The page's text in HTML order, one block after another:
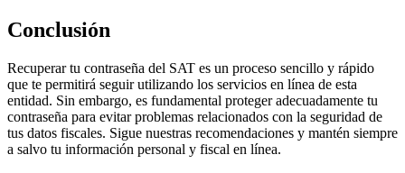
Conclusión
Recuperar tu contraseña del SAT es un proceso sencillo y rápido
que te permitirá seguir utilizando los servicios en línea de esta
entidad. Sin embargo, es fundamental proteger adecuadamente tu
contraseña para evitar problemas relacionados con la seguridad de
tus datos fiscales. Sigue nuestras recomendaciones y mantén siempre
a salvo tu información personal y fiscal en línea.